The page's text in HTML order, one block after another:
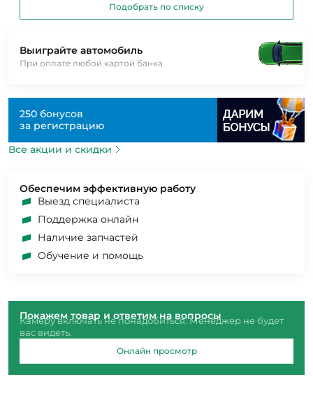
Выиграйте автомобиль
При оплате любой картой банка
250 бонусов
за регистрацию
Все акции и скидки
Обеспечим эффективную работу
Выезд специалиста
Поддержка онлайн
Наличие запчастей
Обучение и помощь
Покажем товар и ответим на вопросы
Камеру включать не понадобиться. Менеджер не будет
вас видеть.
Онлайн просмотр
Подобрать по списку